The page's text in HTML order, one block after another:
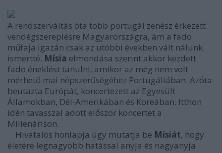
A rendszerváltás óta több portugál zenész érkezett
vendégszereplésre Magyarországra, ám a fado
műfaja igazán csak az utóbbi években vált nálunk
ismertté. Mísia elmondása szerint akkor kezdett
fado éneklést tanulni, amikor az még nem volt
mérhető mai népszerűségéhez Portugáliában. Azóta
beutazta Európát, koncertezett az Egyesült
Államokban, Dél-Amerikában és Koreában. Itthon
idén tavasszal adott először koncertet a
Millenárison.
Hivatalos honlapja úgy mutatja be Mísiát, hogy
életére legnagyobb hatással anyja és nagyanyja